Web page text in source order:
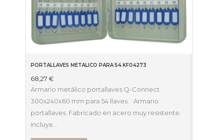
PORTALLAVES METALICO PARA 54 KF04273
68,27€
Armario metálico portallaves Q-Connect
300x240x60 mm para 54 llaves. Armario
portallaves. Fabricado en acero muy resistente.
Incluye…